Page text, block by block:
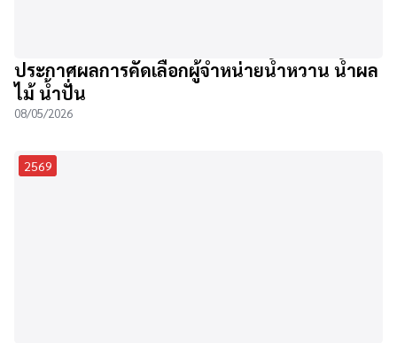
ประกาศผลการคัดเลือกผู้จำหน่ายน้ำหวาน น้ำผล
ไม้ น้ำปั่น
08/05/2026
2569